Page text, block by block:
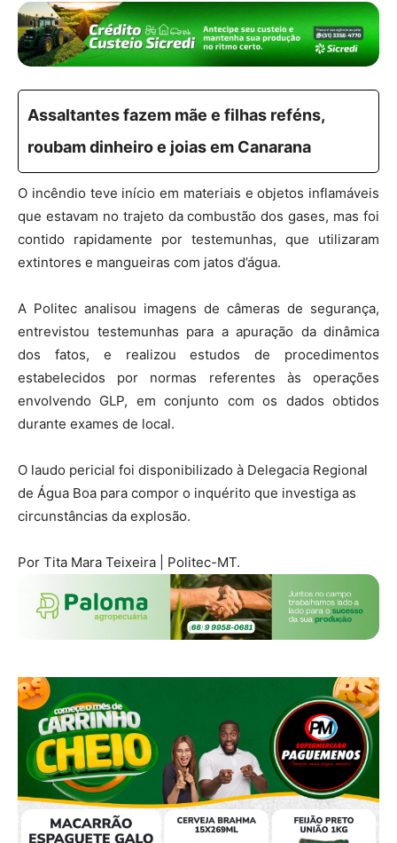
Assaltantes fazem mãe e filhas reféns,
roubam dinheiro e joias em Canarana
O incêndio teve início em materiais e objetos inflamáveis
que estavam no trajeto da combustão dos gases, mas foi
contido rapidamente por testemunhas, que utilizaram
extintores e mangueiras com jatos d’água.
A Politec analisou imagens de câmeras de segurança,
entrevistou testemunhas para a apuração da dinâmica
dos fatos, e realizou estudos de procedimentos
estabelecidos por normas referentes às operações
envolvendo GLP, em conjunto com os dados obtidos
durante exames de local.
O laudo pericial foi disponibilizado à Delegacia Regional
de Água Boa para compor o inquérito que investiga as
circunstâncias da explosão.
Por Tita Mara Teixeira | Politec-MT.